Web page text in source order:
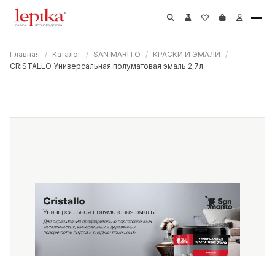
Главная / Каталог / SAN MARITO / КРАСКИ И ЭМАЛИ /
CRISTALLO Универсальная полуматовая эмаль 2,7л